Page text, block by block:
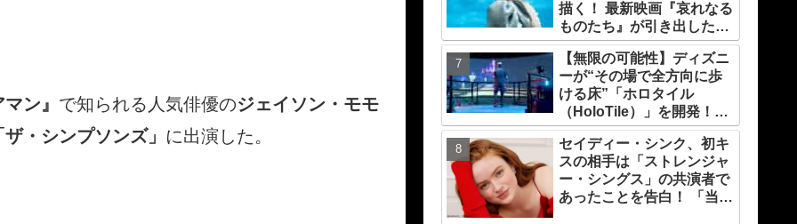
ン』 で知られる人気俳優のジェイソン・モモ
ザ・シンプソンズ」 に出演した。
描く！ 最新映画『哀れなる
ものたち』が引き出したエ
マ・ストーンのオーラと怪
演、そして緻密すぎる演技
力！ これは女性の“自由意
志”の物語［レビュー＆解
説］
【無限の可能性】ディズニ
ーが“その場で全方向に歩
ける床”「ホロタイル
（HoloTile）」を開発！
VR空間を自在に動けるよ
うに【『レディプレ』実現
への大きな一歩？】
セイディー・シンク、初キ
スの相手は「ストレンジャ
ー・シングス」の共演者で
あったことを告白！ 「当時